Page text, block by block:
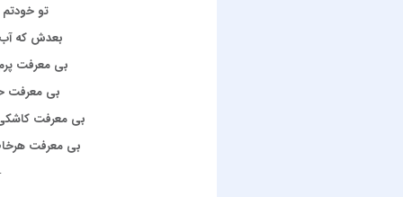
تو
بعدش که
بی معرفت
بی معرفت
بی معرفت
بی معرفت